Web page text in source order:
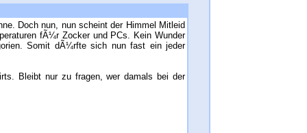
Doch nun, nun scheint der Himmel Mitleid
fÃ¼r Zocker und PCs. Kein Wunder
Somit dÃ¼rfte sich nun fast ein jeder
Bleibt nur zu fragen, wer damals bei der